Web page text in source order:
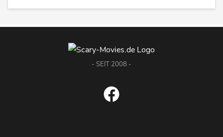
- SEIT 2008 -